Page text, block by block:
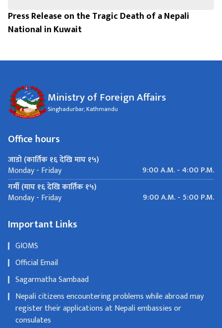
Press Release on the Tragic Death of a Nepali
National in Kuwait
Ministry of Foreign Affairs
Singhadurbar, Kathmandu
Office hours
जाडो (कार्तिक १६ देखि माघ १५)
Monday - Friday
9:00 A.M. - 4:00 P.M.
गर्मी (माघ १६ देखि कार्तिक १५)
Monday - Friday 9:00 A.M. - 5:00 P.M.
Important Links
GIOMS
Official Email
Sagarmatha Sambaad
Nepali citizens encountering problems while abroad may
register their applications at Nepali embassies or
consulates